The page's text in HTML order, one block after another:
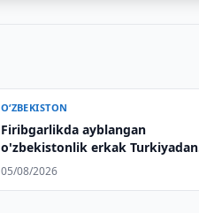
O‘ZBEKISTON
Firibgarlikda ayblangan
o'zbekistonlik erkak Turkiyadan
ekstraditsiya qilindi
05/08/2026